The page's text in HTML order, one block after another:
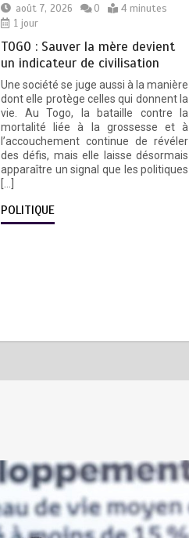
août 7, 2026
0
4 minutes
1 jour
TOGO : Sauver la mère devient
un indicateur de civilisation
Une société se juge aussi à la manière
dont elle protège celles qui donnent la
vie. Au Togo, la bataille contre la
mortalité liée à la grossesse et à
l’accouchement continue de révéler
des défis, mais elle laisse désormais
apparaître un signal que les politiques
POLITIQUE